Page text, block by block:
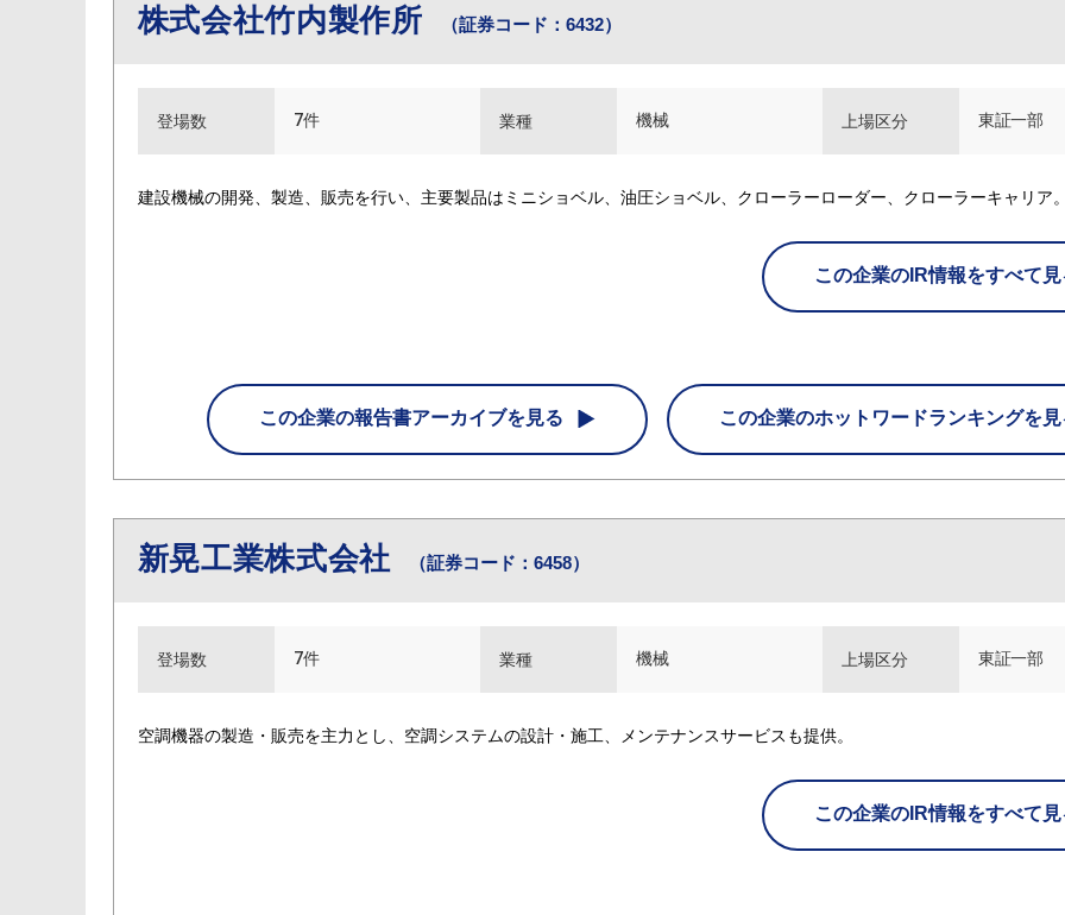
株式会社竹内製作所 （証券コード：6432）
登場数 7件 業種 機械 上場区分 東証一部
建設機械の開発、製造、販売を行い、主要製品はミニショベル、油圧ショベル、クローラーローダー、クローラーキャリア
この企業のIR情報をすべて見
この企業の報告書アーカイブを見る この企業のホットワードランキングを見
新晃工業株式会社 （証券コード：6458）
登場数 7件 業種 機械 上場区分 東証一部
空調機器の製造・販売を主力とし、空調システムの設計・施工、メンテナンスサービスも提供。
この企業のIR情報をすべて見